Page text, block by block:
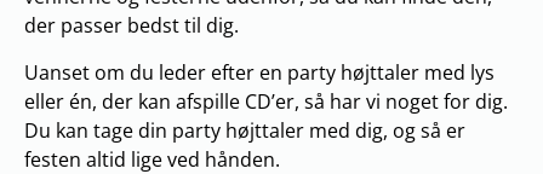
der passer bedst til dig.
Uanset om du leder efter en party højttaler med lys
eller én, der kan afspille CD’er, så har vi noget for dig.
Du kan tage din party højttaler med dig, og så er
festen altid lige ved hånden.